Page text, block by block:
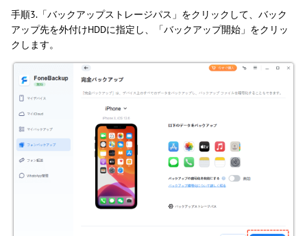
手順3.「バックアップストレージパス」をクリックして、バック
アップ先を外付けHDDに指定し、「バックアップ開始」をクリッ
クします。